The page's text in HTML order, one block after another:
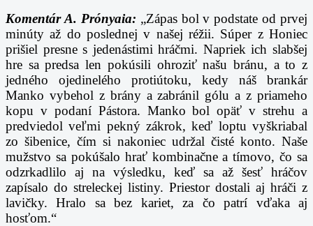
Komentár A. Prónyaia: „Zápas bol v podstate od prvej
minúty až do poslednej v našej réžii. Súper z Honiec
prišiel presne s jedenástimi hráčmi. Napriek ich slabšej
hre sa predsa len pokúsili ohroziť našu bránu, a to z
jedného ojedinelého protiútoku, kedy náš brankár
Manko vybehol z brány a zabránil gólu a z priameho
kopu v podaní Pástora. Manko bol opäť v strehu a
predviedol veľmi pekný zákrok, keď loptu vyškriabal
zo šibenice, čím si nakoniec udržal čisté konto. Naše
mužstvo sa pokúšalo hrať kombinačne a tímovo, čo sa
odzrkadlilo aj na výsledku, keď sa až šesť hráčov
zapísalo do streleckej listiny. Priestor dostali aj hráči z
lavičky. Hralo sa bez kariet, za čo patrí vďaka aj
hosťom.“